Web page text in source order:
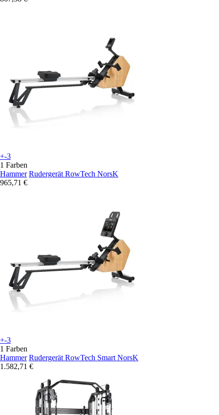
+-3
1 Farben
Hammer Rudergerät RowTech NorsK
965,71 €
+-3
1 Farben
Hammer Rudergerät RowTech Smart NorsK
1.582,71 €